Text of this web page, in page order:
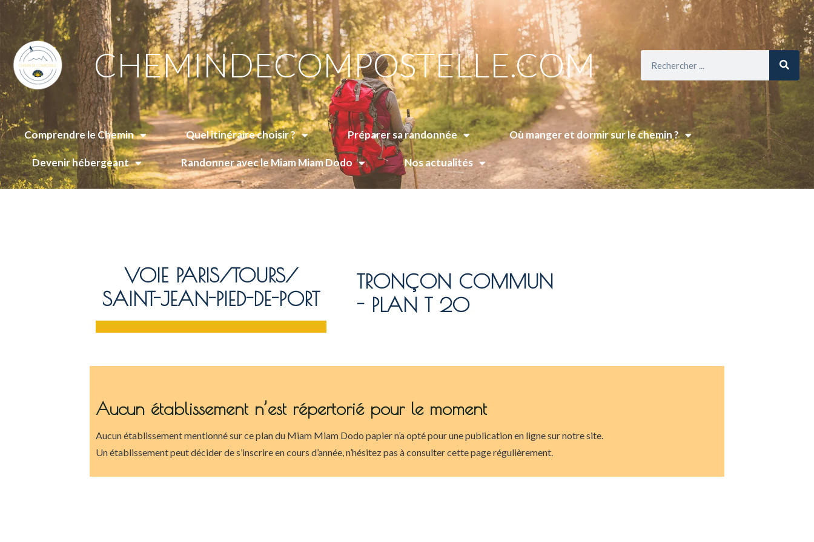
CHEMINDECOMPOSTELLE.COM
Comprendre le Chemin Quel itinéraire choisir ? Préparer sa randonnée Où manger et dormir sur le chemin ?
Devenir hébergeant Randonner avec le Miam Miam Dodo Nos actualités
VOIE PARIS/TOURS/
SAINT-JEAN-PIED-DE-PORT
TRONÇON COMMUN
- PLAN T 20
Aucun établissement n’est répertorié pour le moment
Aucun établissement mentionné sur ce plan du Miam Miam Dodo papier n’a opté pour une publication en ligne sur notre site.
Un établissement peut décider de s’inscrire en cours d’année, n’hésitez pas à consulter cette page régulièrement.